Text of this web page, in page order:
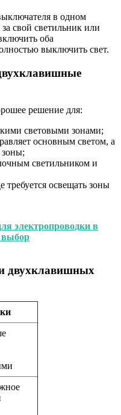
в одном
свой светильник или
оба
выключить свет.
решение для:
световыми зонами;
основным светом, а
зоны;
светильником и
освещать зоны
электропроводки в
выбор
двухклавишных